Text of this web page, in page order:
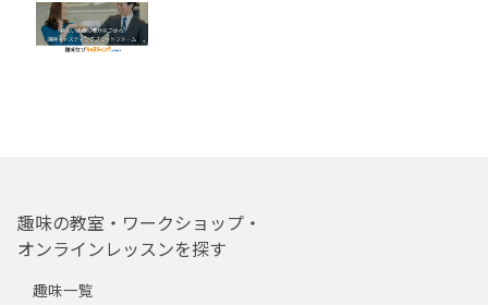
趣味の教室・ワークショップ・
オンラインレッスンを探す
趣味一覧